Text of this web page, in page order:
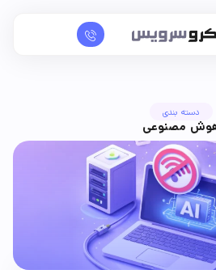
دسته بندی
مصنوعی